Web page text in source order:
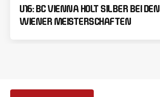
U16: BC VIENNA HOLT SILBER BEI DEN
WIENER MEISTERSCHAFTEN